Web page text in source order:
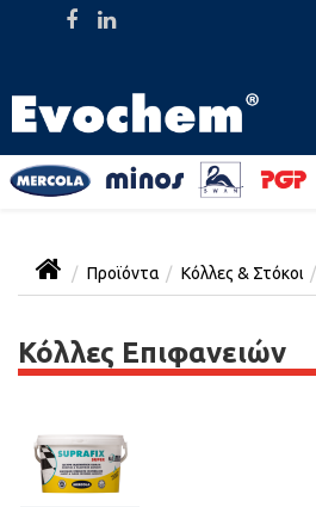
Προϊόντα Κόλλες & Στόκοι
Κόλλες Επιφανειών